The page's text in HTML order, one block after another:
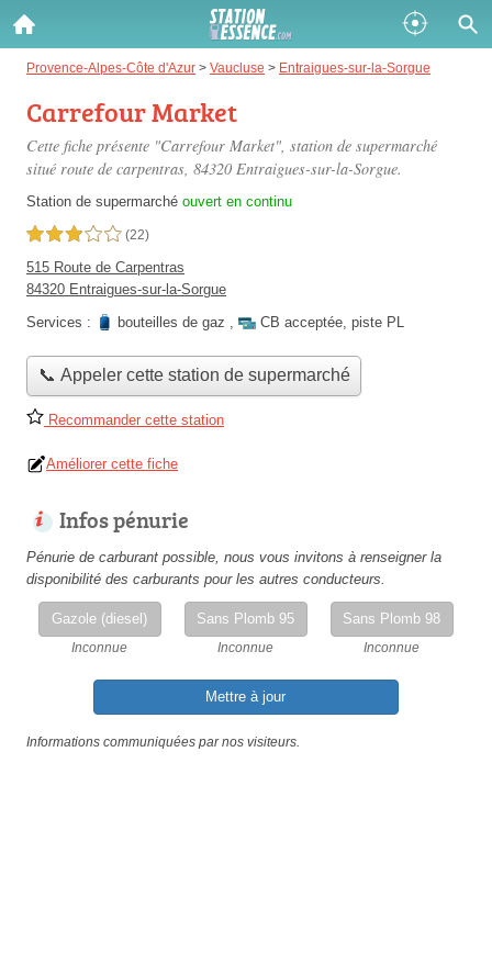
Provence-Alpes-Côte d'Azur > Vaucluse > Entraigues-sur-la-Sorgue
Carrefour Market
Cette fiche présente "Carrefour Market", station de supermarché
situé route de carpentras, 84320 Entraigues-sur-la-Sorgue.
Station de supermarché ouvert en continu
3,0 étoiles sur 5 (22)
515 Route de Carpentras
84320 Entraigues-sur-la-Sorgue
Services :
bouteilles de gaz , CB acceptée, piste PL
📞 Appeler cette station de supermarché
Recommander cette station
Améliorer cette fiche
Infos pénurie
Pénurie de carburant possible, nous vous invitons à renseigner la
disponibilité des carburants pour les autres conducteurs.
Gazole (diesel)
Inconnue
Sans Plomb 95
Inconnue
Sans Plomb 98
Inconnue
Mettre à jour
Informations communiquées par nos visiteurs.
Gazole :
Disponible
SP 98 :
Disponible
SP 95 :
Disponible